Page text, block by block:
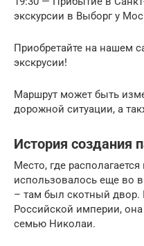
экскурсии в Выборг у
Приобретайте на нашем
экскрусии!
Маршрут может быть
дорожной ситуации, а
История создания
Место, где
использовалось еще во
– там был скотный двор.
Российской империи, она
семью Николаи.